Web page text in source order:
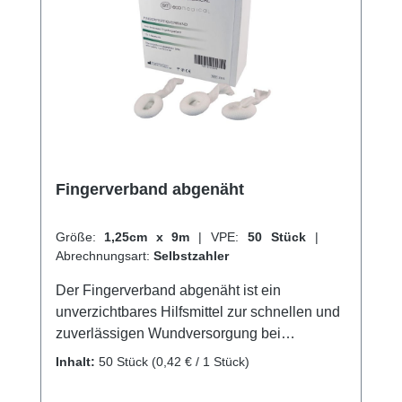
Schlauchverbände online bei uns und
profitieren Sie von unserem schnellen
Versand und unserem hervorragenden
Fingerverband abgenäht
Größe: 1,25cm x 9m | VPE: 50 Stück |
Abrechnungsart: Selbstzahler
Der Fingerverband abgenäht ist ein
unverzichtbares Hilfsmittel zur schnellen und
zuverlässigen Wundversorgung bei
Verletzungen an den Fingern. Der Verband
Inhalt: 50 Stück (0,42 € / 1 Stück)